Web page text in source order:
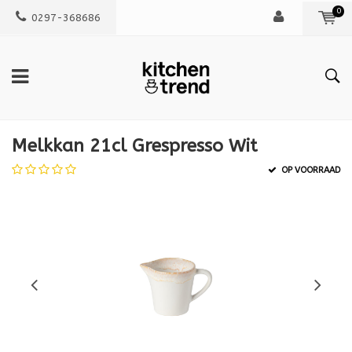
0297-368686
0
Melkkan 21cl Grespresso Wit
OP VOORRAAD